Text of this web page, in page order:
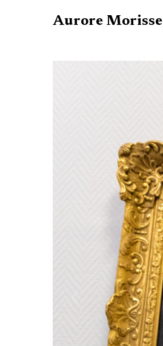
Aurore Morisse